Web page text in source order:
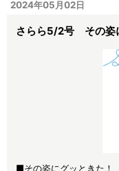
2024年05月02日
さらら5/2号 その姿
■その姿にグッときた！